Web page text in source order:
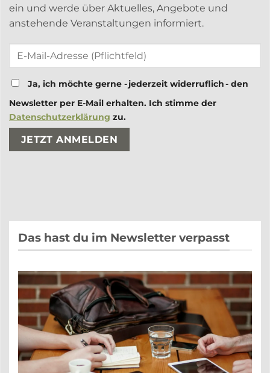
ein und werde über Aktuelles, Angebote und
anstehende Veranstaltungen informiert.
Ja, ich möchte gerne - jederzeit widerruflich - den
Newsletter per E-Mail erhalten. Ich stimme der
Datenschutzerklärung zu.
Bitte lasse dieses Feld leer.
Bitte lasse dieses Feld leer.
Das hast du im Newsletter verpasst